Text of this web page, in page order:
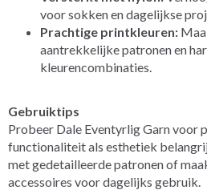
voor sokken en dagelijkse
Prachtige printkleuren:
aantrekkelijke patronen en
kleurencombinaties.
Gebruiktips
Probeer Dale Eventyrlig Garn voor
functionaliteit als esthetiek
met gedetailleerde patronen of
accessoires voor dagelijks gebruik.